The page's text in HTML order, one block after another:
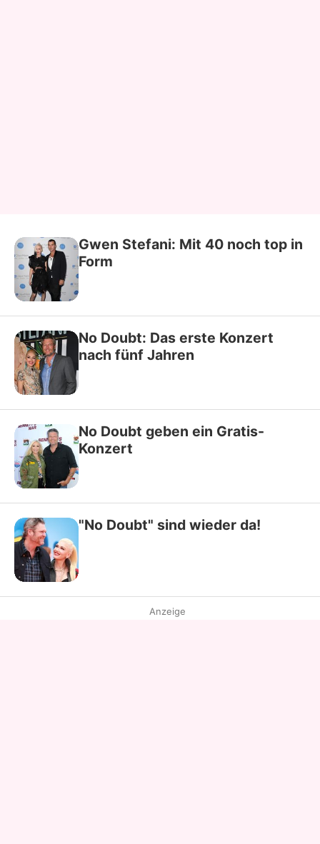
Gwen Stefani: Mit 40 noch top in
Form
No Doubt: Das erste Konzert
nach fünf Jahren
No Doubt geben ein Gratis-
Konzert
"No Doubt" sind wieder da!
Anzeige